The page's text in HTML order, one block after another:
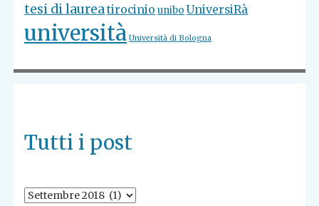
tesi di laureatirocinio unibo UniversiRà
università Università di Bologna
Tutti i post
Tutti